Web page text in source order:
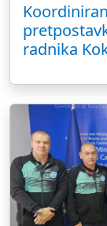
radnika